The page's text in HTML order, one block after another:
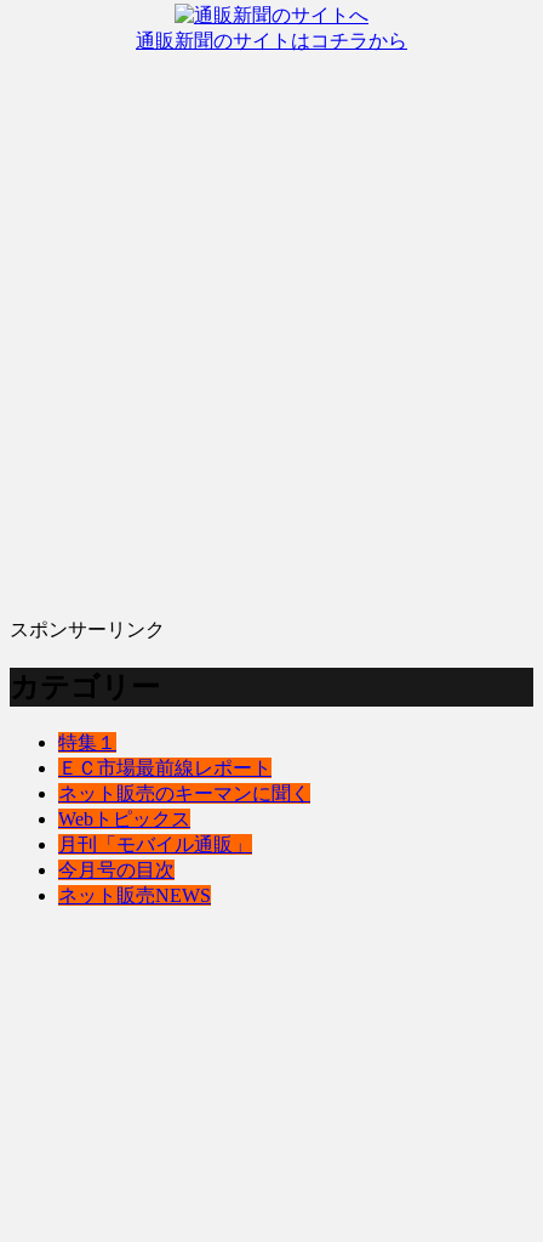
通販新聞のサイトはコチラから
スポンサーリンク
カテゴリー
特集１
ＥＣ市場最前線レポート
ネット販売のキーマンに聞く
Webトピックス
月刊「モバイル通販」
今月号の目次
ネット販売NEWS